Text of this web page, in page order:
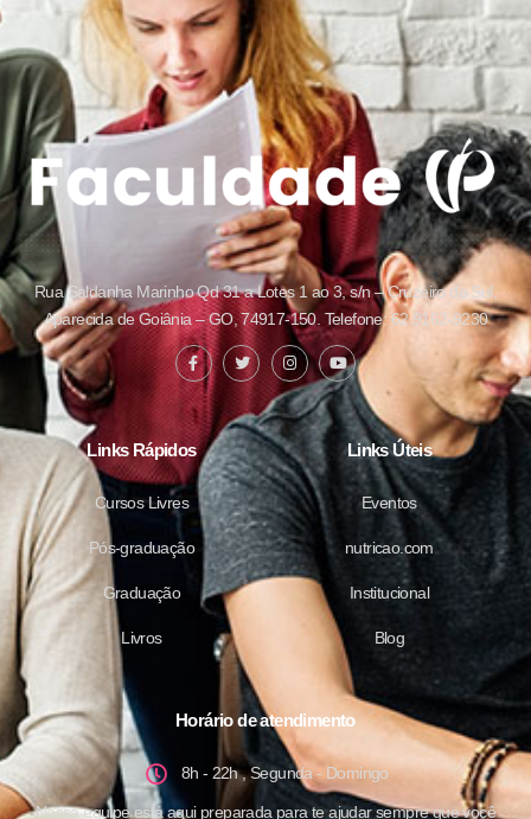
Rua Saldanha Marinho Qd 31 a Lotes 1 ao 3, s/n – Cruzeiro do Sul,
Aparecida de Goiânia – GO, 74917-150. Telefone: 62 9162-9230
Links Rápidos
Cursos Livres
Pós-graduação
Graduação
Livros
Links Úteis
Eventos
nutricao.com
Institucional
Blog
Horário de atendimento
8h - 22h , Segunda - Domingo
Nossa equipe está aqui preparada para te ajudar sempre que você